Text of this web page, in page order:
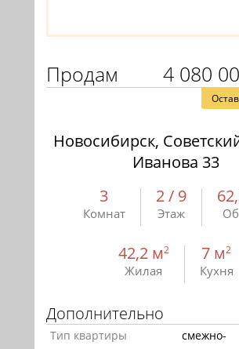
4 080
Продам
Новосибирск,
Иванова 33
3
Комнат
2 / 9
Этаж
42,2 м2
Жилая
7 м2
Кухня
Дополнительно
Тип квартиры
смежно-